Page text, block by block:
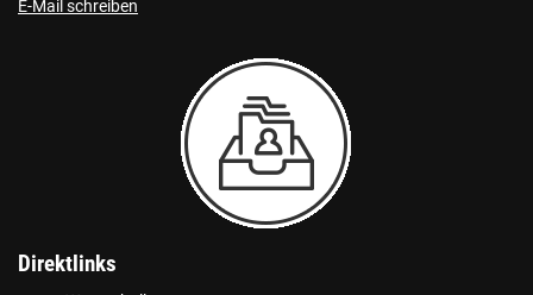
E-Mail schreiben
Direktlinks